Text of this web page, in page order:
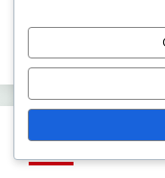
Neueste